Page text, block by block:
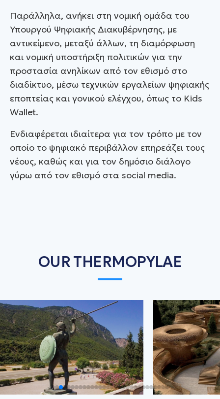
Παράλληλα, ανήκει στη νομική ομάδα του
Υπουργού Ψηφιακής Διακυβέρνησης, με
αντικείμενο, μεταξύ άλλων, τη διαμόρφωση
και νομική υποστήριξη πολιτικών για την
προστασία ανηλίκων από τον εθισμό στο
διαδίκτυο, μέσω τεχνικών εργαλείων ψηφιακής
εποπτείας και γονικού ελέγχου, όπως το Kids
Wallet.
Ενδιαφέρεται ιδιαίτερα για τον τρόπο με τον
οποίο το ψηφιακό περιβάλλον επηρεάζει τους
νέους, καθώς και για τον δημόσιο διάλογο
γύρω από τον εθισμό στα social media.
OUR THERMOPYLAE